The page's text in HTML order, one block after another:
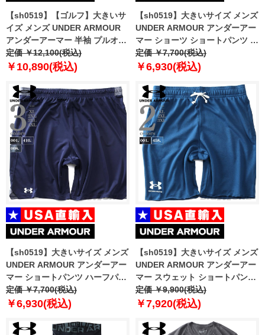
【sh0519】【ゴルフ】大きいサ
イズ メンズ UNDER ARMOUR
アンダーアーマー 半袖 プルオー
バー パーカー USA直輸入
1326763
定価 ￥12,100(税込)
￥10,890(税込)
【sh0519】大きいサイズ メンズ
UNDER ARMOUR アンダーアー
マー ショーツ ショートパンツ ハ
ーフパンツ Challenger Knit
Shorts USA直輸入 1365416-001
定価 ￥7,700(税込)
￥6,930(税込)
【sh0519】大きいサイズ メンズ
UNDER ARMOUR アンダーアー
マー ショートパンツ ハーフパン
ツ ショーツ Locker 9in Shorts
USA直輸入 1351351
定価 ￥7,700(税込)
￥6,930(税込)
【sh0519】大きいサイズ メンズ
UNDER ARMOUR アンダーアー
マー スウェット ショートパンツ
ハーフパンツ ショーツ RIVAL
TERRY SHORT USA直輸入
定価 ￥9,900(税込)
￥7,920(税込)